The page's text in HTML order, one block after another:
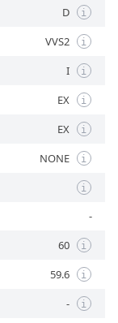
D i
VVS2 i
I i
EX i
EX i
NONE i
i
-
60 i
59.6 i
- i